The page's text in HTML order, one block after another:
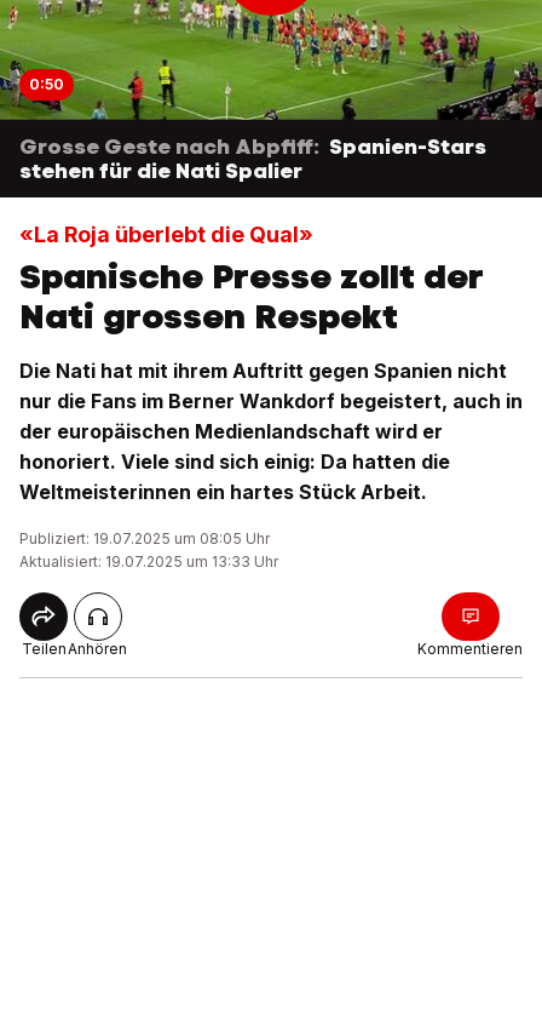
0:50
Grosse Geste nach Abpfiff: Spanien-Stars
stehen für die Nati Spalier
«La Roja überlebt die Qual»
Spanische Presse zollt der
Nati grossen Respekt
Die Nati hat mit ihrem Auftritt gegen Spanien nicht
nur die Fans im Berner Wankdorf begeistert, auch in
der europäischen Medienlandschaft wird er
honoriert. Viele sind sich einig: Da hatten die
Weltmeisterinnen ein hartes Stück Arbeit.
Publiziert: 19.07.2025 um 08:05 Uhr
Aktualisiert: 19.07.2025 um 13:33 Uhr
TeilenAnhören Kommentieren